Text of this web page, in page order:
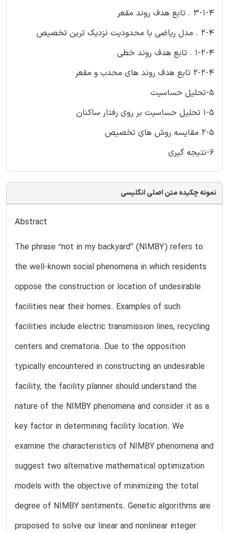
3-1-4 . تابع هدف روند مقعر
2-4 . مدل ریاضی با محدودیت نزدیک ترین تخصیص
1-2-4 . تابع هدف روند خطی
2-2-4 تابع هدف روند های محدب و مقعر
5-تحلیل حساسیت
1-5 تحلیل حساسیت بر روی رفتار ساکنان
2-5 مقایسه روش های تخصیص
6-نتیجه گیری
نمونه چکیده متن اصلی انگلیسی
Abstract
The phrase ‘‘not in my backyard’’ (NIMBY) refers to
the well-known social phenomena in which residents
oppose the construction or location of undesirable
facilities near their homes. Examples of such
facilities include electric transmission lines, recycling
centers and crematoria. Due to the opposition
typically encountered in constructing an undesirable
facility, the facility planner should understand the
nature of the NIMBY phenomena and consider it as a
key factor in determining facility location. We
examine the characteristics of NIMBY phenomena and
suggest two alternative mathematical optimization
models with the objective of minimizing the total
degree of NIMBY sentiments. Genetic algorithms are
proposed to solve our linear and nonlinear integer